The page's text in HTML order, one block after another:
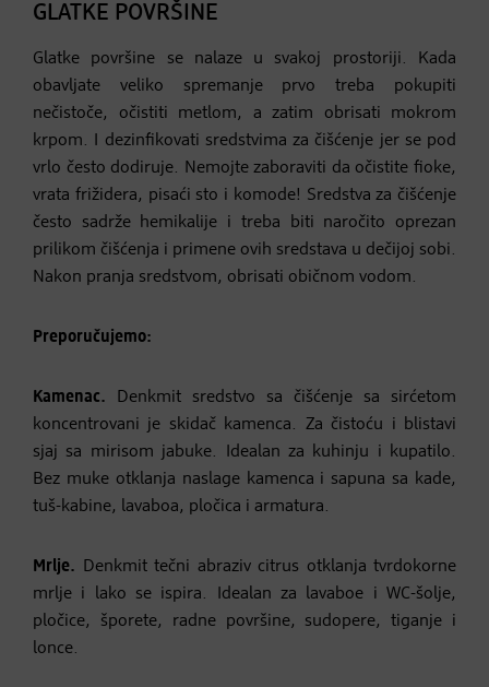
GLATKE POVRŠINE
Glatke površine se nalaze u svakoj prostoriji. Kada
obavljate veliko spremanje prvo treba pokupiti
nečistoče, očistiti metlom, a zatim obrisati mokrom
krpom. I dezinfikovati sredstvima za čišćenje jer se pod
vrlo često dodiruje. Nemojte zaboraviti da očistite fioke,
vrata frižidera, pisaći sto i komode! Sredstva za čišćenje
često sadrže hemikalije i treba biti naročito oprezan
prilikom čišćenja i primene ovih sredstava u dečijoj sobi.
Nakon pranja sredstvom, obrisati običnom vodom.
Preporučujemo:
Kamenac.
Denkmit sredstvo sa čišćenje sa sirćetom
koncentrovani je skidač kamenca. Za čistoću i blistavi
sjaj sa mirisom jabuke. Idealan za kuhinju i kupatilo.
Bez muke otklanja naslage kamenca i sapuna sa kade,
tuš-kabine, lavaboa, pločica i armatura.
Mrlje.
Denkmit tečni abraziv citrus otklanja tvrdokorne
mrlje i lako se ispira. Idealan za lavaboe i WC-šolje,
pločice, šporete, radne površine, sudopere, tiganje i
lonce.